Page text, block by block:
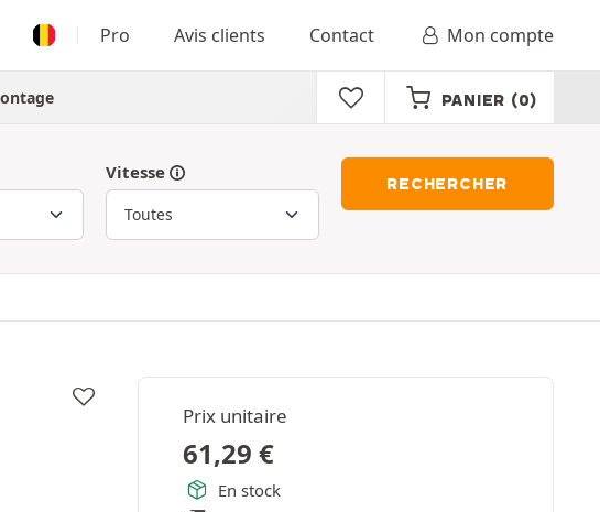
Pro Avis clients Contact Mon compte
PANIER (0)
Vitesse
RECHERCHER
Prix unitaire
61,29 €
En stock